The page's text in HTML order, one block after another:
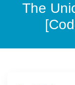
The